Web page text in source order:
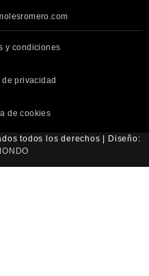
y condiciones
de privacidad
de cookies
todos los derechos | Diseño: